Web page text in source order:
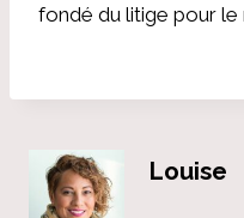
fondé du litige pour le
Louise